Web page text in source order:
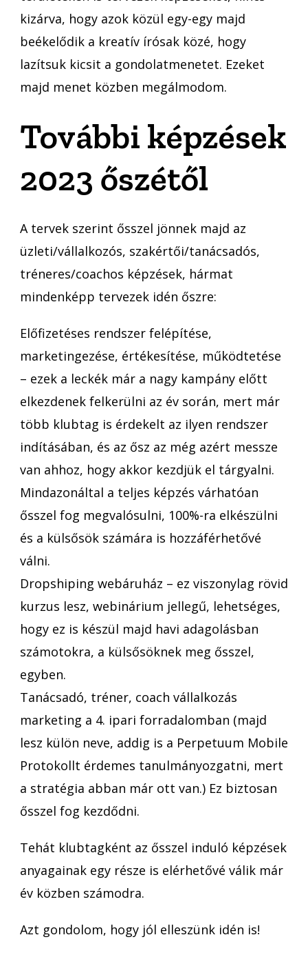
kizárva, hogy azok közül egy-egy majd
beékelődik a kreatív írósak közé, hogy
lazítsuk kicsit a gondolatmenetet. Ezeket
majd menet közben megálmodom.
További képzések
2023 őszétől
A tervek szerint ősszel jönnek majd az
üzleti/vállalkozós, szakértői/tanácsadós,
tréneres/coachos képzések, hármat
mindenképp tervezek idén őszre:
Előfizetéses rendszer felépítése,
marketingezése, értékesítése, működtetése
– ezek a leckék már a nagy kampány előtt
elkezdenek felkerülni az év során, mert már
több klubtag is érdekelt az ilyen rendszer
indításában, és az ősz az még azért messze
van ahhoz, hogy akkor kezdjük el tárgyalni.
Mindazonáltal a teljes képzés várhatóan
ősszel fog megvalósulni, 100%-ra elkészülni
és a külsősök számára is hozzáférhetővé
válni.
Dropshiping webáruház – ez viszonylag rövid
kurzus lesz, webinárium jellegű, lehetséges,
hogy ez is készül majd havi adagolásban
számotokra, a külsősöknek meg ősszel,
egyben.
Tanácsadó, tréner, coach vállalkozás
marketing a 4. ipari forradalomban (majd
lesz külön neve, addig is a Perpetuum Mobile
Protokollt érdemes tanulmányozgatni, mert
a stratégia abban már ott van.) Ez biztosan
ősszel fog kezdődni.
Tehát klubtagként az ősszel induló képzések
anyagainak egy része is elérhetővé válik már
év közben számodra.
Azt gondolom, hogy jól elleszünk idén is!